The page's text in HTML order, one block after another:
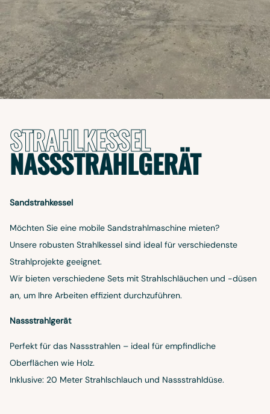
STRAHLKESSEL
NASSSTRAHLGERÄT
Sandstrahkessel
Möchten Sie eine mobile Sandstrahlmaschine mieten?
Unsere robusten Strahlkessel sind ideal für verschiedenste
Strahlprojekte geeignet.
Wir bieten verschiedene Sets mit Strahlschläuchen und -düsen
an, um Ihre Arbeiten effizient durchzuführen.
Nassstrahlgerät
Perfekt für das Nassstrahlen – ideal für empfindliche
Oberflächen wie Holz.
Inklusive: 20 Meter Strahlschlauch und Nassstrahldüse.